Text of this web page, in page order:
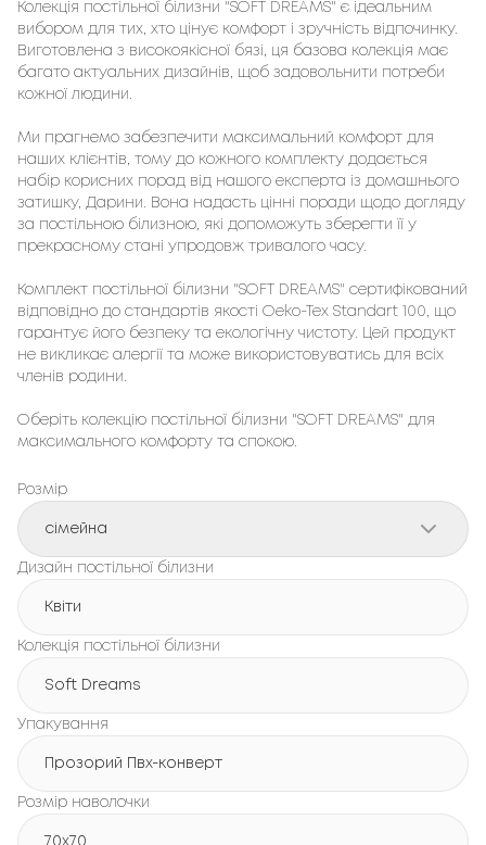
Колекція постільної білизни "SOFT DREAMS" є ідеальним
вибором для тих, хто цінує комфорт і зручність відпочинку.
Виготовлена з високоякісної бязі, ця базова колекція має
багато актуальних дизайнів, щоб задовольнити потреби
кожної людини.
Ми прагнемо забезпечити максимальний комфорт для
наших клієнтів, тому до кожного комплекту додається
набір корисних порад від нашого експерта із домашнього
затишку, Дарини. Вона надасть цінні поради щодо догляду
за постільною білизною, які допоможуть зберегти її у
прекрасному стані упродовж тривалого часу.
Комплект постільної білизни "SOFT DREAMS" сертифікований
відповідно до стандартів якості Oeko-Tex Standart 100, що
гарантує його безпеку та екологічну чистоту. Цей продукт
не викликає алергії та може використовуватись для всіх
членів родини.
Оберіть колекцію постільної білизни "SOFT DREAMS" для
максимального комфорту та спокою.
Розмір
сімейна
Дизайн постільної білизни
Квіти
Колекція постільної білизни
Soft Dreams
Упакування
Прозорий Пвх-конверт
Розмір наволочки
70x70